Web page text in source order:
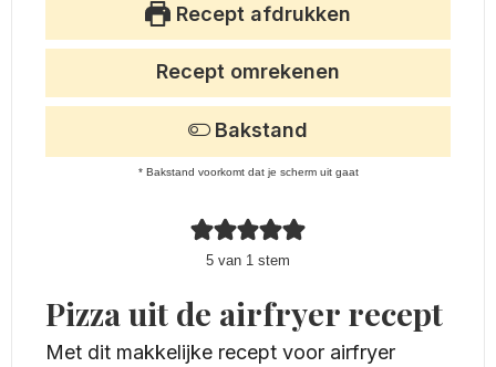
Recept afdrukken
5 van 1 stem
Recept omrekenen
Bakstand
* Bakstand voorkomt dat je scherm uit gaat
Pizza uit de airfryer recept
Met dit makkelijke recept voor airfryer